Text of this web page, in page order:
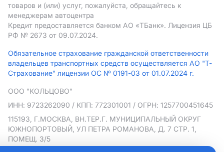
товаров и (или) услуг, пожалуйста, обращайтесь к
менеджерам автоцентра
Кредит предоставляется банком АO «ТБанк». Лицензия ЦБ
РФ № 2673 от 09.07.2024.
Обязательное страхование гражданской ответственности
владельцев транспортных средств осуществляется АО "Т-
Страхование" лицензии ОС № 0191-03 от 01.07.2024 г.
ООО "КОЛЬЦОВО"
ИНН: 9723262090 / КПП: 772301001 / ОГРН: 1257700451645
115193, Г.МОСКВА, ВН.ТЕР.Г. МУНИЦИПАЛЬНЫЙ ОКРУГ
ЮЖНОПОРТОВЫЙ, УЛ ПЕТРА РОМАНОВА, Д. 7 СТР. 1,
ПОМЕЩ. 3/5